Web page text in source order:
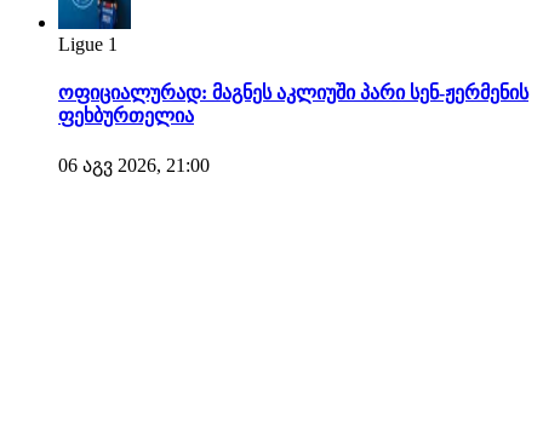
Ligue 1
ოფიციალურად: მაგნეს აკლიუში პარი სენ-ჟერმენის
ფეხბურთელია
06 აგვ 2026, 21:00